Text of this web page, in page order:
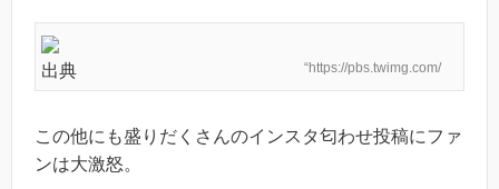
出典 “https://pbs.twimg.com/
この他にも盛りだくさんのインスタ匂わせ投稿にファ
ンは大激怒。